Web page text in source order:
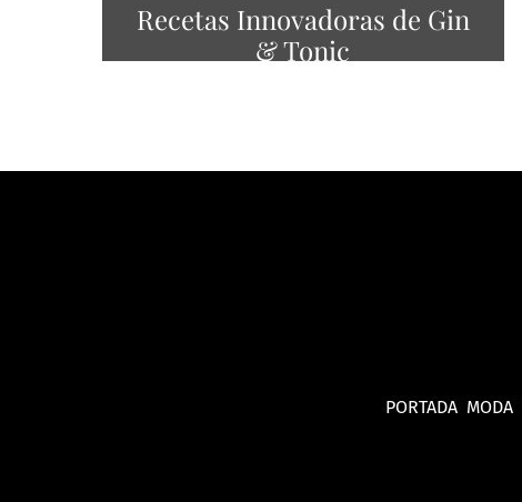
Recetas Innovadoras de Gin
& Tonic
PORTADA MODA